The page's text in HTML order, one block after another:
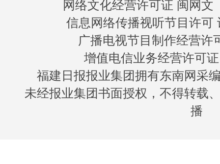
网络文化经营许可证 闽网文
信息网络传播视听节目许可
广播电视节目制作经营许
增值电信业务经营许可
福建日报报业集团拥有东南网采
未经报业集团书面授权，不得转载
播